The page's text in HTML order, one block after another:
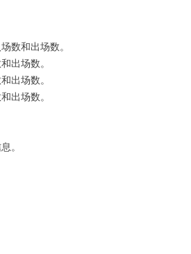
数和出场数。
出场数。
出场数。
出场数。
。